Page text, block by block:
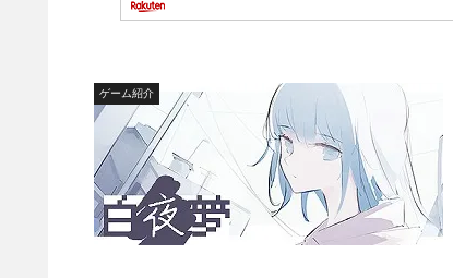
ゲーム紹介